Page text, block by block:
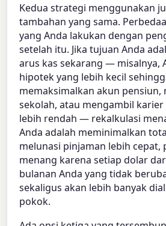
Kedua strategi menggunakan
tambahan yang sama.
yang Anda lakukan dengan
setelah itu. Jika tujuan Anda
arus kas sekarang — misalnya,
hipotek yang lebih kecil
memaksimalkan akun pensiun,
sekolah, atau mengambil
lebih rendah — rekalkulasi
Anda adalah meminimalkan
melunasi pinjaman lebih cepat,
menang karena setiap dolar
bulanan Anda yang tidak
sekaligus akan lebih banyak
pokok.